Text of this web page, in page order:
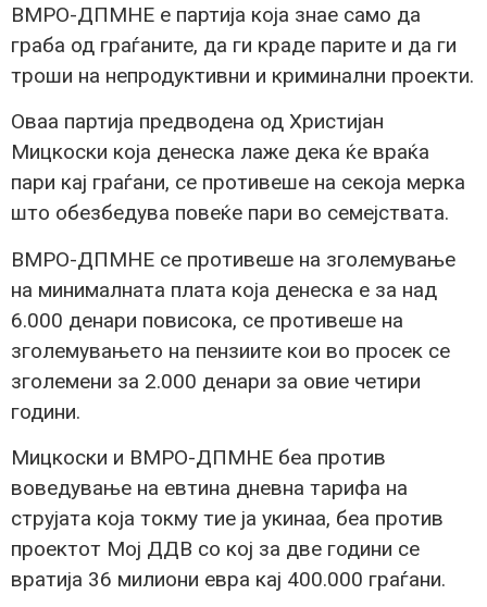
ВМРО-ДПМНЕ е партија која знае само да
граба од граѓаните, да ги краде парите и да ги
троши на непродуктивни и криминални проекти.
Оваа партија предводена од Христијан
Мицкоски која денеска лаже дека ќе враќа
пари кај граѓани, се противеше на секоја мерка
што обезбедува повеќе пари во семејствата.
ВМРО-ДПМНЕ се противеше на зголемување
на минималната плата која денеска е за над
6.000 денари повисока, се противеше на
зголемувањето на пензиите кои во просек се
зголемени за 2.000 денари за овие четири
години.
Мицкоски и ВМРО-ДПМНЕ беа против
воведување на евтина дневна тарифа на
струјата која токму тие ја укинаа, беа против
проектот Мој ДДВ со кој за две години се
вратија 36 милиони евра кај 400.000 граѓани.